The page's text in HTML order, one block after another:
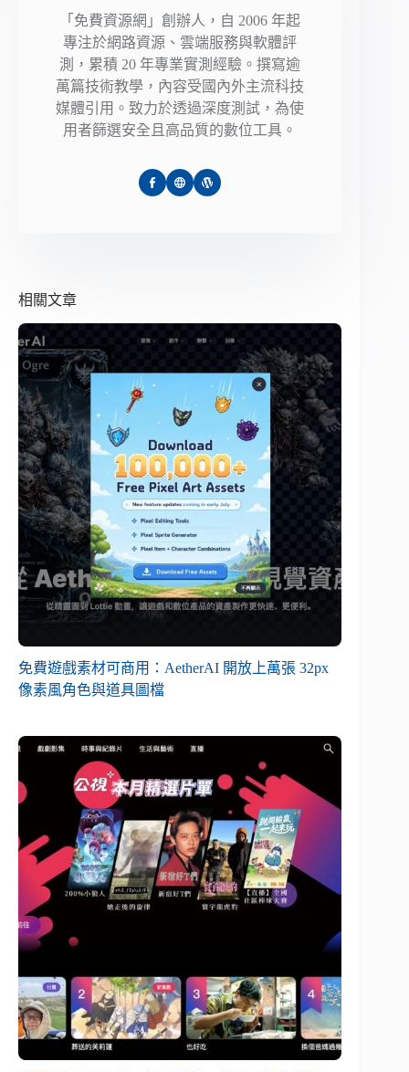
「免費資源網」創辦人，自 2006 年起
專注於網路資源、雲端服務與軟體評
測，累積 20 年專業實測經驗。撰寫逾
萬篇技術教學，內容受國內外主流科技
媒體引用。致力於透過深度測試，為使
用者篩選安全且高品質的數位工具。
相關文章
免費遊戲素材可商用：AetherAI 開放上萬張 32px
像素風角色與道具圖檔